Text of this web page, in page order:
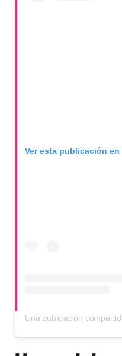
Ver esta publicación en